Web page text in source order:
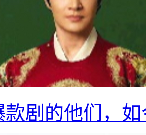
款剧的他们，